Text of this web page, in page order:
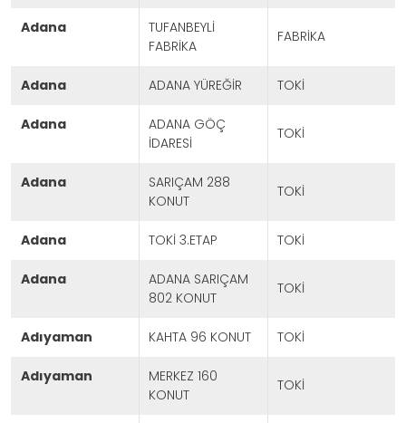
adana
TUFANBEYLİ
FABRİKA
FABRİKA
adana ADANA YÜREĞİR TOKİ
adana
ADANA GÖÇ
İDARESİ
TOKİ
adana
SARIÇAM 288
KONUT
TOKİ
adana TOKİ 3.ETAP TOKİ
adana
ADANA SARIÇAM
802 KONUT
TOKİ
adıyaman KAHTA 96 KONUT TOKİ
adıyaman
MERKEZ 160
KONUT
TOKİ